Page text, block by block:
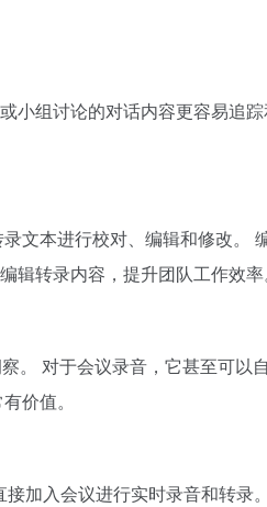
组讨论的对话内容更容易追
文本进行校对、编辑和修改。
转录内容，提升团队工作效率
。 对于会议录音，它甚至可以
价值。
加入会议进行实时录音和转录